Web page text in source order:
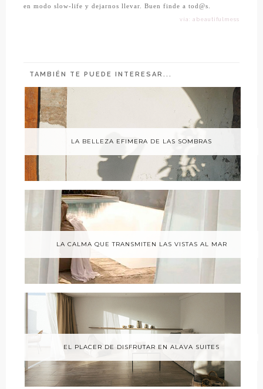
en modo slow-life y dejarnos llevar. Buen finde a tod@s.
vía: abeautifulmess
TAMBIÉN TE PUEDE INTERESAR...
LA BELLEZA EFIMERA DE LAS SOMBRAS
LA CALMA QUE TRANSMITEN LAS VISTAS AL MAR
EL PLACER DE DISFRUTAR EN ALAVA SUITES